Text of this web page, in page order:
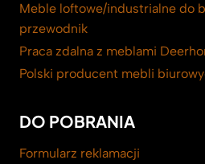
Meble loftowe/industrialne do
przewodnik
Praca zdalna z meblami
Polski producent mebli
DO POBRANIA
Formularz reklamacji